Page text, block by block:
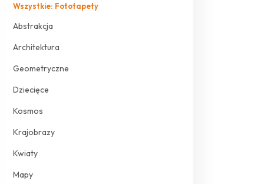
Wszystkie: Fototapety
Abstrakcja
Architektura
Geometryczne
Dziecięce
Kosmos
Krajobrazy
Kwiaty
Mapy